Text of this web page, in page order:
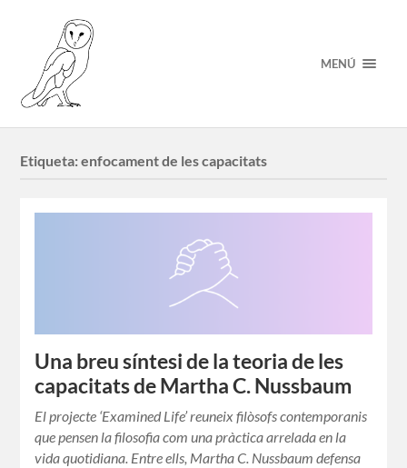
MENÚ
Etiqueta:enfocament de les capacitats
Una breu síntesi de la teoria de les
capacitats de Martha C. Nussbaum
El projecte ‘Examined Life’ reuneix filòsofs contemporanis
que pensen la filosofia com una pràctica arrelada en la
vida quotidiana. Entre ells, Martha C. Nussbaum defensa